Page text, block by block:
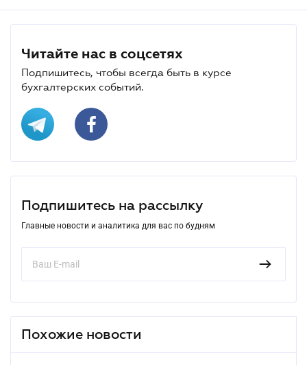
Читайте нас в соцсетях
Подпишитесь, чтобы всегда быть в курсе
бухгалтерских событий.
Подпишитесь на рассылку
Главные новости и аналитика для вас по будням
Похожие новости